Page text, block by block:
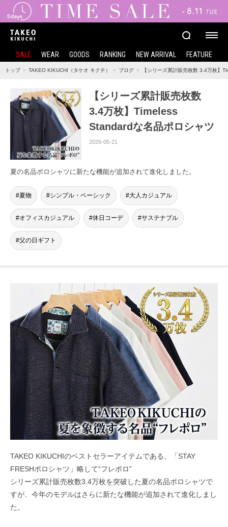
SALE WEAR GOODS RANKING NEW ARRIVAL FEATURE
トップ TAKEO KIKUCHI（タケオ キクチ） ブログ 【シリーズ累計販売枚数 3.4万枚】
【シリーズ累計販売枚数
3.4万枚】Timeless
Standardな名品ポロシャツ
2026-05-21
夏の名品ポロシャツに新たな機能が追加されて進化しました。
夏物 シンプル・ベーシック 大人カジュアル
オフィスカジュアル 休日コーデ サステナブル
父の日ギフト
TAKEO KIKUCHIのベストセラーアイテムである、「STAY
FRESHポロシャツ」略して“フレポロ”
シリーズ累計販売枚数3.4万枚を突破した夏の名品ポロシャツで
すが、今年のモデルはさらに新たな機能が追加されて進化しまし
た。